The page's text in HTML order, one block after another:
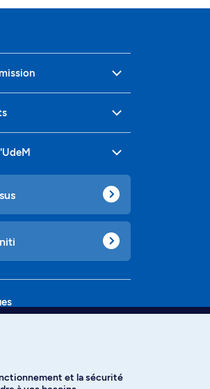
et la sécurité